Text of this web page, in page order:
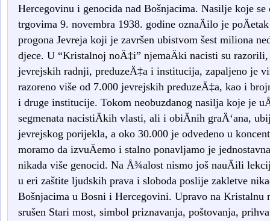
Hercegovinu i genocida nad Bošnjacima. Nasilje koje
trgovima 9. novembra 1938. godine oznaÄilo je
progona Jevreja koji je završen ubistvom šest miliona
djece. U “Kristalnoj noÄ‡i” njemaÄki nacisti su
jevrejskih radnji, preduzeÄ‡a i institucija, zapaljeno je
razoreno više od 7.000 jevrejskih preduzeÄ‡a, kao i
i druge institucije. Tokom neobuzdanog nasilja koje je
segmenata nacistiÄkih vlasti, ali i obiÄnih graÄ‘ana,
jevrejskog porijekla, a oko 30.000 je odvedeno u
moramo da izvuÄemo i stalno ponavljamo je
nikada više genocid. Na Å¾alost nismo još nauÄili
u eri zaštite ljudskih prava i sloboda poslije zakletve
Bošnjacima u Bosni i Hercegovini. Upravo na Kristalnu
srušen Stari most, simbol priznavanja, poštovanja,